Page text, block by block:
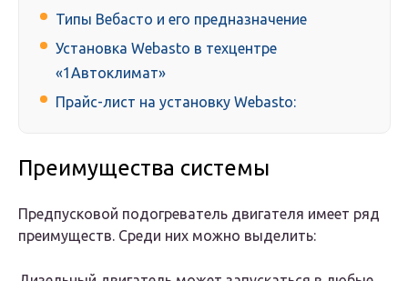
Типы Вебасто и его предназначение
Установка Webasto в техцентре
«1Автоклимат»
Прайс-лист на установку Webasto:
Преимущества системы
Предпусковой подогреватель двигателя имеет ряд
преимуществ. Среди них можно выделить: